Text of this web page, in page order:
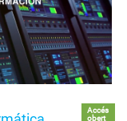
Accés
obert